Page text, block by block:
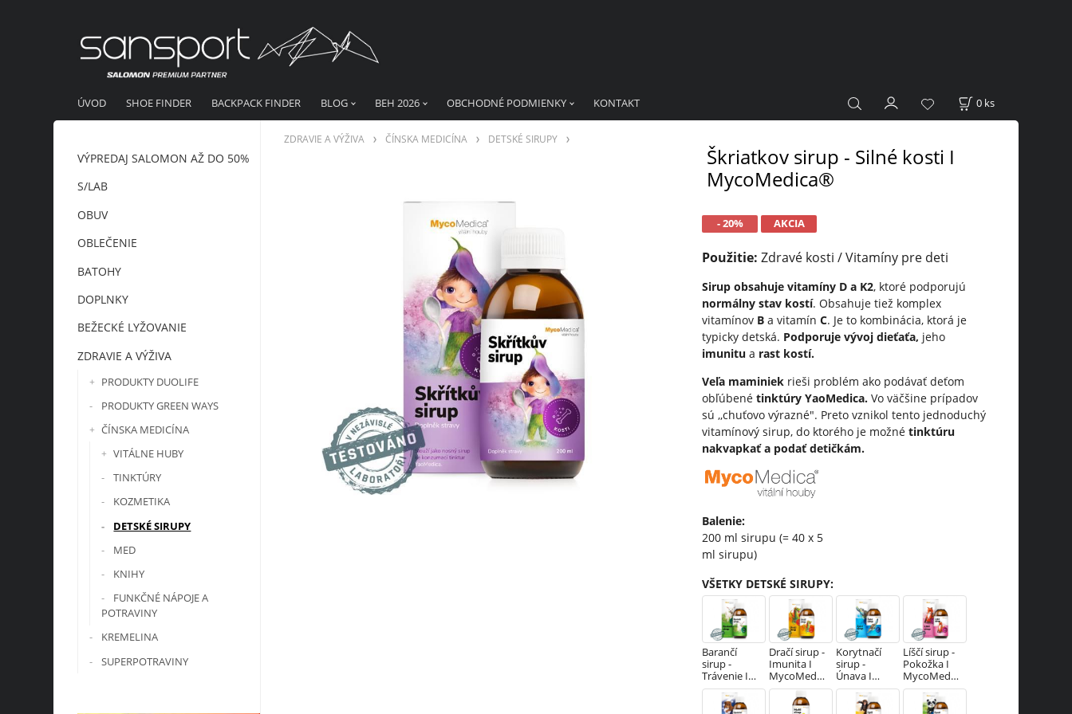
ÚVOD SHOE FINDER BACKPACK FINDER BLOG BEH 2026 OBCHODNÉ PODMIENKY KONTAKT 0 ks
VÝPREDAJ SALOMON AŽ DO 50%
S/LAB
OBUV
OBLEČENIE
BATOHY
DOPLNKY
BEŽECKÉ LYŽOVANIE
ZDRAVIE A VÝŽIVA
PRODUKTY DUOLIFE
PRODUKTY GREEN WAYS
ČÍNSKA MEDICÍNA
VITÁLNE HUBY
TINKTÚRY
KOZMETIKA
DETSKÉ SIRUPY
MED
KNIHY
FUNKČNÉ NÁPOJE A
POTRAVINY
KREMELINA
SUPERPOTRAVINY
ZDRAVIE A VÝŽIVA ČÍNSKA MEDICÍNA DETSKÉ SIRUPY
Škriatkov sirup - Silné kosti I
MycoMedica®
- 20% AKCIA
Použitie:Zdravé kosti / Vitamíny pre deti
Sirup obsahuje vitamíny D a K2, ktoré podporujú
normálny stav kostí. Obsahuje tiež komplex
vitamínov B a vitamínC. Je to kombinácia, ktorá je
typicky detská. Podporuje vývoj dieťaťa, jeho
imunitu a rast kostí.
Veľa maminiek rieši problém ako podávať deťom
obľúbenétinktúry YaoMedica.Vo väčšine prípadov
sú ,,chuťovo výrazné". Preto vznikol tento jednoduchý
vitamínový sirup, do ktorého je možnétinktúru
nakvapkať a podať detičkám.
Balenie:
200 ml sirupu (= 40 x 5
ml sirupu)
VŠETKY DETSKÉ SIRUPY:
Barančí
sirup -
Trávenie I
MycoMedic
Dračí sirup -
Imunita I
MycoMedic
a®
Korytnačí
sirup -
Únava I
MycoMedic
Líščí sirup -
Pokožka I
MycoMedic
a®